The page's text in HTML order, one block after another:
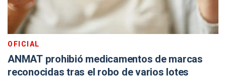
OFICIAL
ANMAT prohibió medicamentos de marcas
reconocidas tras el robo de varios lotes